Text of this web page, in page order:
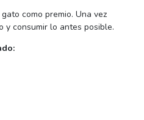
como premio. Una vez
y consumir lo antes posible.